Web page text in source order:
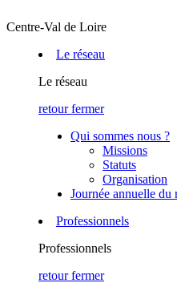
Centre-Val de Loire
Le réseau
Le réseau
retour fermer
Qui sommes nous ?
Missions
Statuts
Organisation
Journée annuelle du
Professionnels
Professionnels
retour fermer